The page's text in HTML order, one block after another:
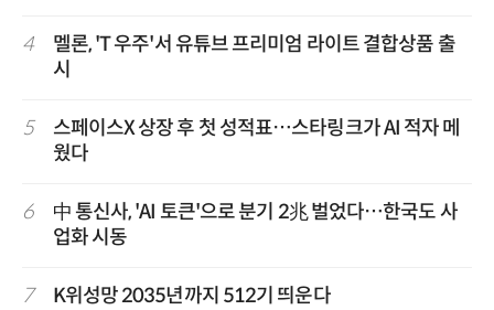
4
멜론, 'T 우주'서 유튜브 프리미엄 라이트 결합상품 출
시
5
스페이스X 상장 후 첫 성적표…스타링크가 AI 적자 메
웠다
6
中 통신사, 'AI 토큰'으로 분기 2兆 벌었다…한국도 사
업화 시동
7 K위성망 2035년까지 512기 띄운다